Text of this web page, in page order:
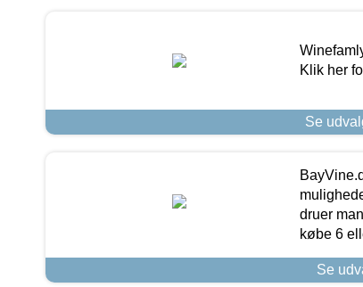
Klik her
Se
druer
købe 6
Se